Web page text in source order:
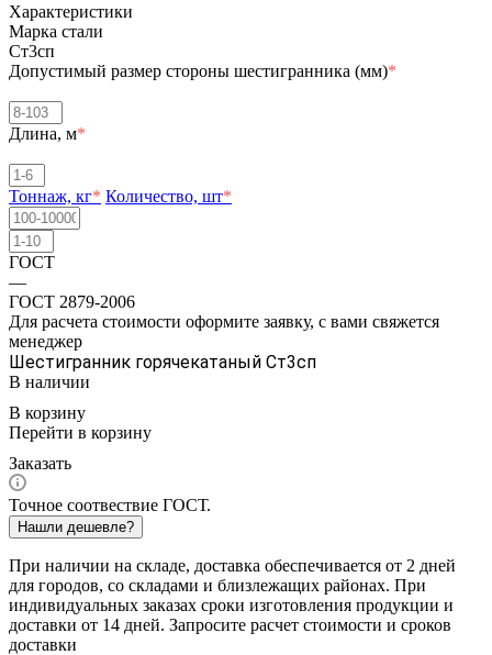
Характеристики
Марка стали
Ст3сп
Допустимый размер стороны шестигранника (мм)*
Длина, м*
Тоннаж, кг* Количество, шт*
ГОСТ
—
ГОСТ 2879-2006
Для расчета стоимости оформите заявку, с вами свяжется
менеджер
Шестигранник горячекатаный Ст3сп
В наличии
В корзину
Перейти в корзину
Заказать
Точное соотвествие ГОСТ.
Нашли дешевле?
При наличии на складе, доставка обеспечивается от 2 дней
для городов, со складами и близлежащих районах. При
индивидуальных заказах сроки изготовления продукции и
доставки от 14 дней. Запросите расчет стоимости и сроков
доставки